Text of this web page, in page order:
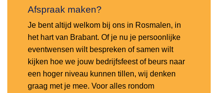
Afspraak maken?
Je bent altijd welkom bij ons in Rosmalen, in
het hart van Brabant. Of je nu je persoonlijke
eventwensen wilt bespreken of samen wilt
kijken hoe we jouw bedrijfsfeest of beurs naar
een hoger niveau kunnen tillen, wij denken
graag met je mee. Voor alles rondom